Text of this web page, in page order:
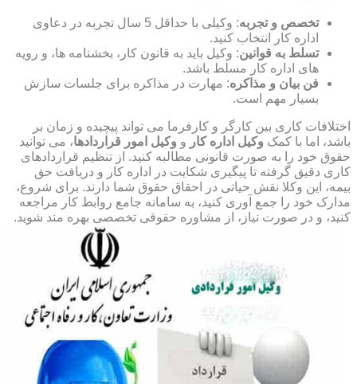
تخصص و تجربه
: وکیلی با حداقل 5 سال تجربه در دعاوی
اداره کار انتخاب کنید.
تسلط به قوانین: وکیل باید به قانون کار، بخشنامه ها، و رویه
های اداره کار مسلط باشد.
فن بیان و مذاکره: مهارت در مذاکره برای جلسات سازش
بسیار مهم است.
اختلافات کاری بین کارگر و کارفرما می تواند پیچیده و زمان بر
باشد، اما با کمک وکیل اداره کار و وکیل امور قراردادها، می توانید
حقوق خود را به صورت قانونی مطالبه کنید. از تنظیم قراردادهای
کاری دقیق گرفته تا پیگیری شکایت در اداره کار و دریافت حق
بیمه، این وکلا نقش حیاتی در احقاق حقوق شما دارند. برای شروع،
مدارک خود را جمع آوری کنید، به سامانه جامع روابط کار مراجعه
کنید، و در صورت نیاز، از مشاوره حقوقی تخصصی بهره مند شوید.